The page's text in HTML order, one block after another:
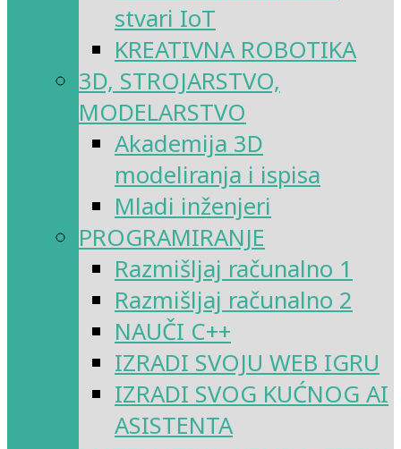
stvari IoT
KREATIVNA ROBOTIKA
3D, STROJARSTVO,
MODELARSTVO
Akademija 3D
modeliranja i ispisa
Mladi inženjeri
PROGRAMIRANJE
Razmišljaj računalno 1
Razmišljaj računalno 2
NAUČI C++
IZRADI SVOJU WEB IGRU
IZRADI SVOG KUĆNOG AI
ASISTENTA